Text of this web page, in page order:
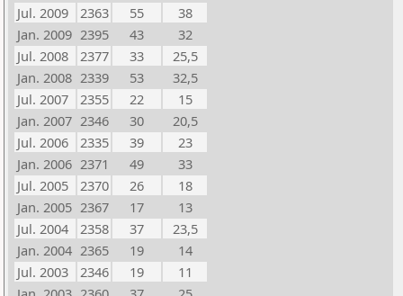
Jul. 2009
2363 55
38
Jan. 2009 2395 43
32
Jul. 2008
2377 33
25,5
Jan. 2008 2339 53
32,5
Jul. 2007
2355 22
15
Jan. 2007 2346 30
20,5
Jul. 2006
2335 39
23
Jan. 2006 2371 49
33
Jul. 2005
2370 26
18
Jan. 2005 2367 17
13
Jul. 2004
2358 37
23,5
Jan. 2004 2365 19
14
Jul. 2003
2346 19
11